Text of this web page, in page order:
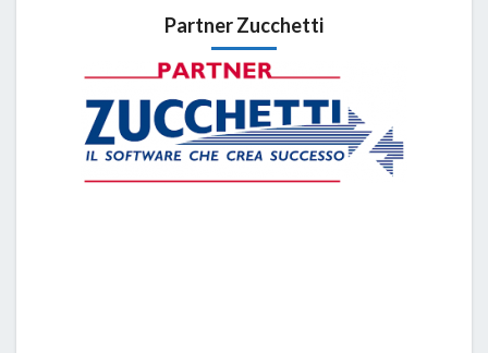
Partner Zucchetti